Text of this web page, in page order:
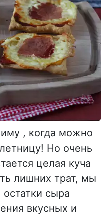
, когда можно
Но очень
целая куча
лишних трат, мы
сыра
вкусных и